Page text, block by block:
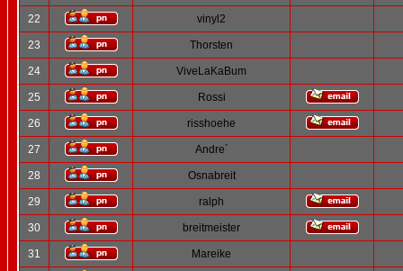
22 vinyl2
23 Thorsten
24 ViveLaKaBum
25 Rossi
26 risshoehe
27 Andre´
28 Osnabreit
29 ralph
30 breitmeister
31 Mareike